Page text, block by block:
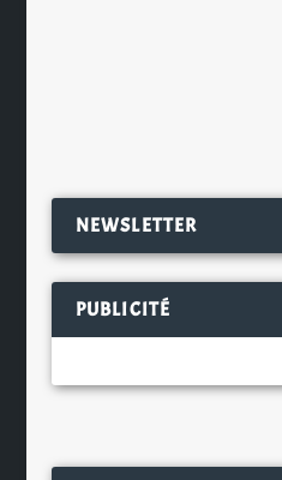
NEWSLETTER
PUBLICITÉ